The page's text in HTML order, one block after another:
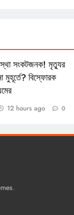
সংকটজনক! মৃত্যুর
মুহূর্তে? বিস্ফোরক
12 hours ago 0
.